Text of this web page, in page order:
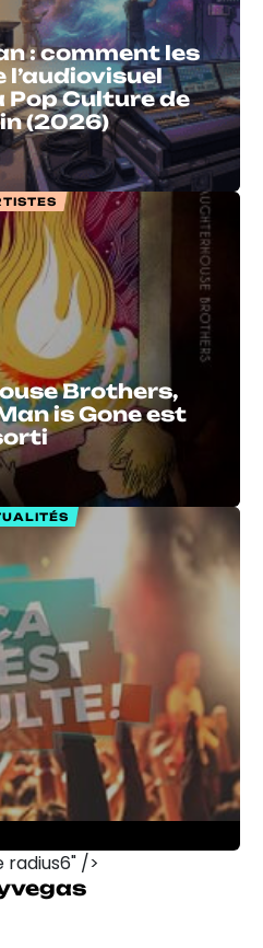
: comment les
l’audiovisuel
Culture de
(2026)
Brothers,
is Gone est
radius6" />
Stand Out?